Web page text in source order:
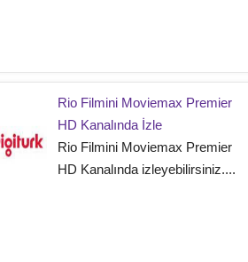
Rio Filmini Moviemax Premier
HD Kanalında İzle
Rio Filmini Moviemax Premier
HD Kanalında izleyebilirsiniz....